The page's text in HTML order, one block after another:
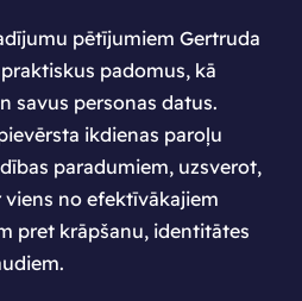
pētījumiem Gertruda
padomus, kā
savus personas datus.
ikdienas paroļu
paradumiem, uzsverot,
viens no efektīvākajiem
pret krāpšanu, identitātes